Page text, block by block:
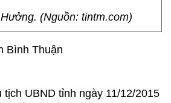
(Nguồn: tintm.com)
Bình Thuận
UBND tỉnh ngày 11/12/2015